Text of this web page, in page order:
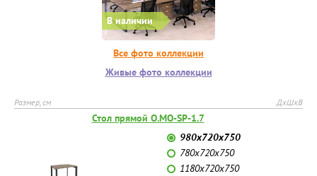
В наличии
Все фото коллекции
Живые фото коллекции
Размер, см ДхШхВ
Стол прямой O.MO-SP-1.7
980х720х750
780х720х750
1180х720х750